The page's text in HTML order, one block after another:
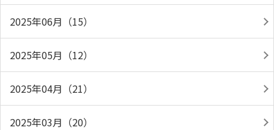
2025年06月（15）
2025年05月（12）
2025年04月（21）
2025年03月（20）